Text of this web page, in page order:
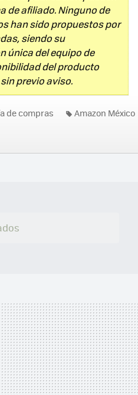
de afiliado. Ninguno de
han sido propuestos por
siendo su
única del equipo de
del producto
previo aviso.
de compras Amazon México